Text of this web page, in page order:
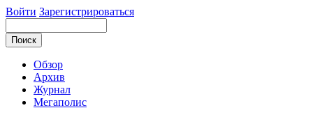
Войти Зарегистрироваться
Обзор
Архив
Журнал
Мегаполис